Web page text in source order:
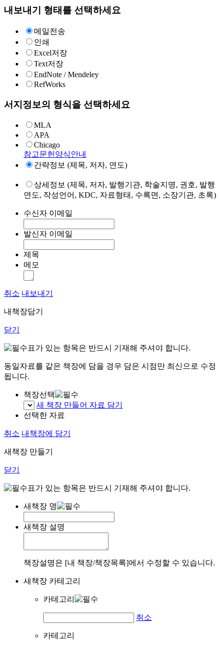
내보내기 형태를 선택하세요
메일전송
인쇄
Excel저장
Text저장
EndNote / Mendeley
RefWorks
서지정보의 형식을 선택하세요
MLA
APA
Chicago
참고문헌양식안내
간략정보 (제목, 저자, 연도)
상세정보 (제목, 저자, 발행기관, 학술지명, 권호, 발행
연도, 작성언어, KDC, 자료형태, 수록면, 소장기관, 초록)
수신자 이메일
발신자 이메일
제목
메모
취소 내보내기
내책장담기
닫기
표가 있는 항목은 반드시 기재해 주셔야 합니다.
동일자료를 같은 책장에 담을 경우 담은 시점만 최신으로 수정
됩니다.
책장선택
새 책장 만들어 자료 담기
선택한 자료
취소 내책장에 담기
새책장 만들기
닫기
표가 있는 항목은 반드시 기재해 주셔야 합니다.
새책장 명
새책장 설명
책장설명은 [내 책장/책장목록]에서 수정할 수 있습니다.
새책장 카테고리
카테고리
취소
카테고리